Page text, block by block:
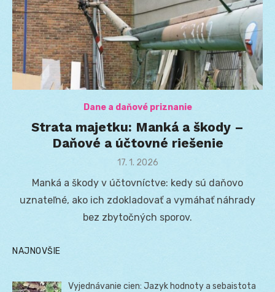
Dane a daňové priznanie
Strata majetku: Manká a škody –
Daňové a účtovné riešenie
Posted
17. 1. 2026
Manká a škody v účtovníctve: kedy sú daňovo
uznateľné, ako ich zdokladovať a vymáhať náhrady
bez zbytočných sporov.
NAJNOVŠIE
Vyjednávanie cien: Jazyk hodnoty a sebaistota